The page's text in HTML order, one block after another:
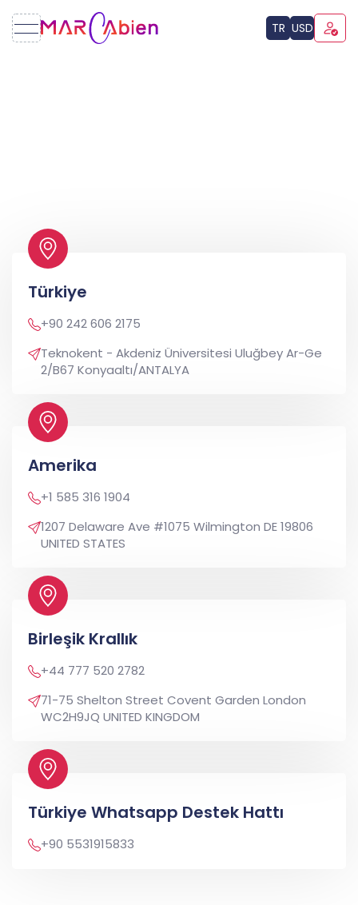
TR USD
Türkiye
+90 242 606 2175
Teknokent - Akdeniz Üniversitesi Uluğbey Ar-Ge
2/B67 Konyaaltı/ANTALYA
Amerika
+1 585 316 1904
1207 Delaware Ave #1075 Wilmington DE 19806
UNITED STATES
Birleşik Krallık
+44 777 520 2782
71-75 Shelton Street Covent Garden London
WC2H9JQ UNITED KINGDOM
Türkiye Whatsapp Destek Hattı
+90 5531915833